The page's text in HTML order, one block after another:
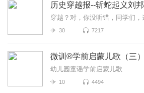
历史穿越报--斩蛇起义刘邦
30 7217
微训®学前启蒙儿歌（三）
幼儿园童谣学前启蒙儿歌
10 4494